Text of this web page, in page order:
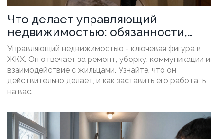
Что делает управляющий
недвижимостью: обязанности,
задачи и что ждать от него
Управляющий недвижимостью - ключевая фигура в
ЖКХ. Он отвечает за ремонт, уборку, коммуникации и
взаимодействие с жильцами. Узнайте, что он
действительно делает, и как заставить его работать
на вас.